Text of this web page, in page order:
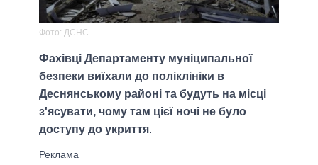
Фото: ДСНС
Фахівці Департаменту муніципальної
безпеки виїхали до поліклініки в
Деснянському районі та будуть на місці
з'ясувати, чому там цієї ночі не було
доступу до укриття.